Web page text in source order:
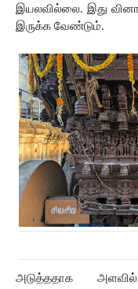
இயலவில்லை. இது
இருக்க வேண்டும்.
அடுத்ததாக